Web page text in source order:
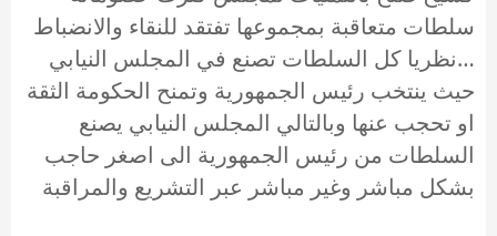
سلطات متعاقبة بمجموعها تفتقد للنقاء والانضباط
…نظريا كل السلطات تصنع في المجلس النيابي
حيث ينتخب رئيس الجمهورية وتمنح الحكومة الثقة
او تحجب عنها وبالتالي المجلس النيابي يصنع
السلطات من رئيس الجمهورية الى اصغر حاجب
بشكل مباشر وغير مباشر عبر التشريع والمراقبة